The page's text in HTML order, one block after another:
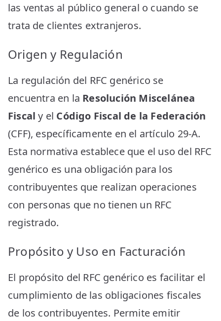
las ventas al público general o cuando se
trata de clientes extranjeros.
Origen y Regulación
La regulación del RFC genérico se
encuentra en la Resolución Miscelánea
Fiscal y el Código Fiscal de la Federación
(CFF), específicamente en el artículo 29-A.
Esta normativa establece que el uso del RFC
genérico es una obligación para los
contribuyentes que realizan operaciones
con personas que no tienen un RFC
registrado.
Propósito y Uso en Facturación
El propósito del RFC genérico es facilitar el
cumplimiento de las obligaciones fiscales
de los contribuyentes. Permite emitir